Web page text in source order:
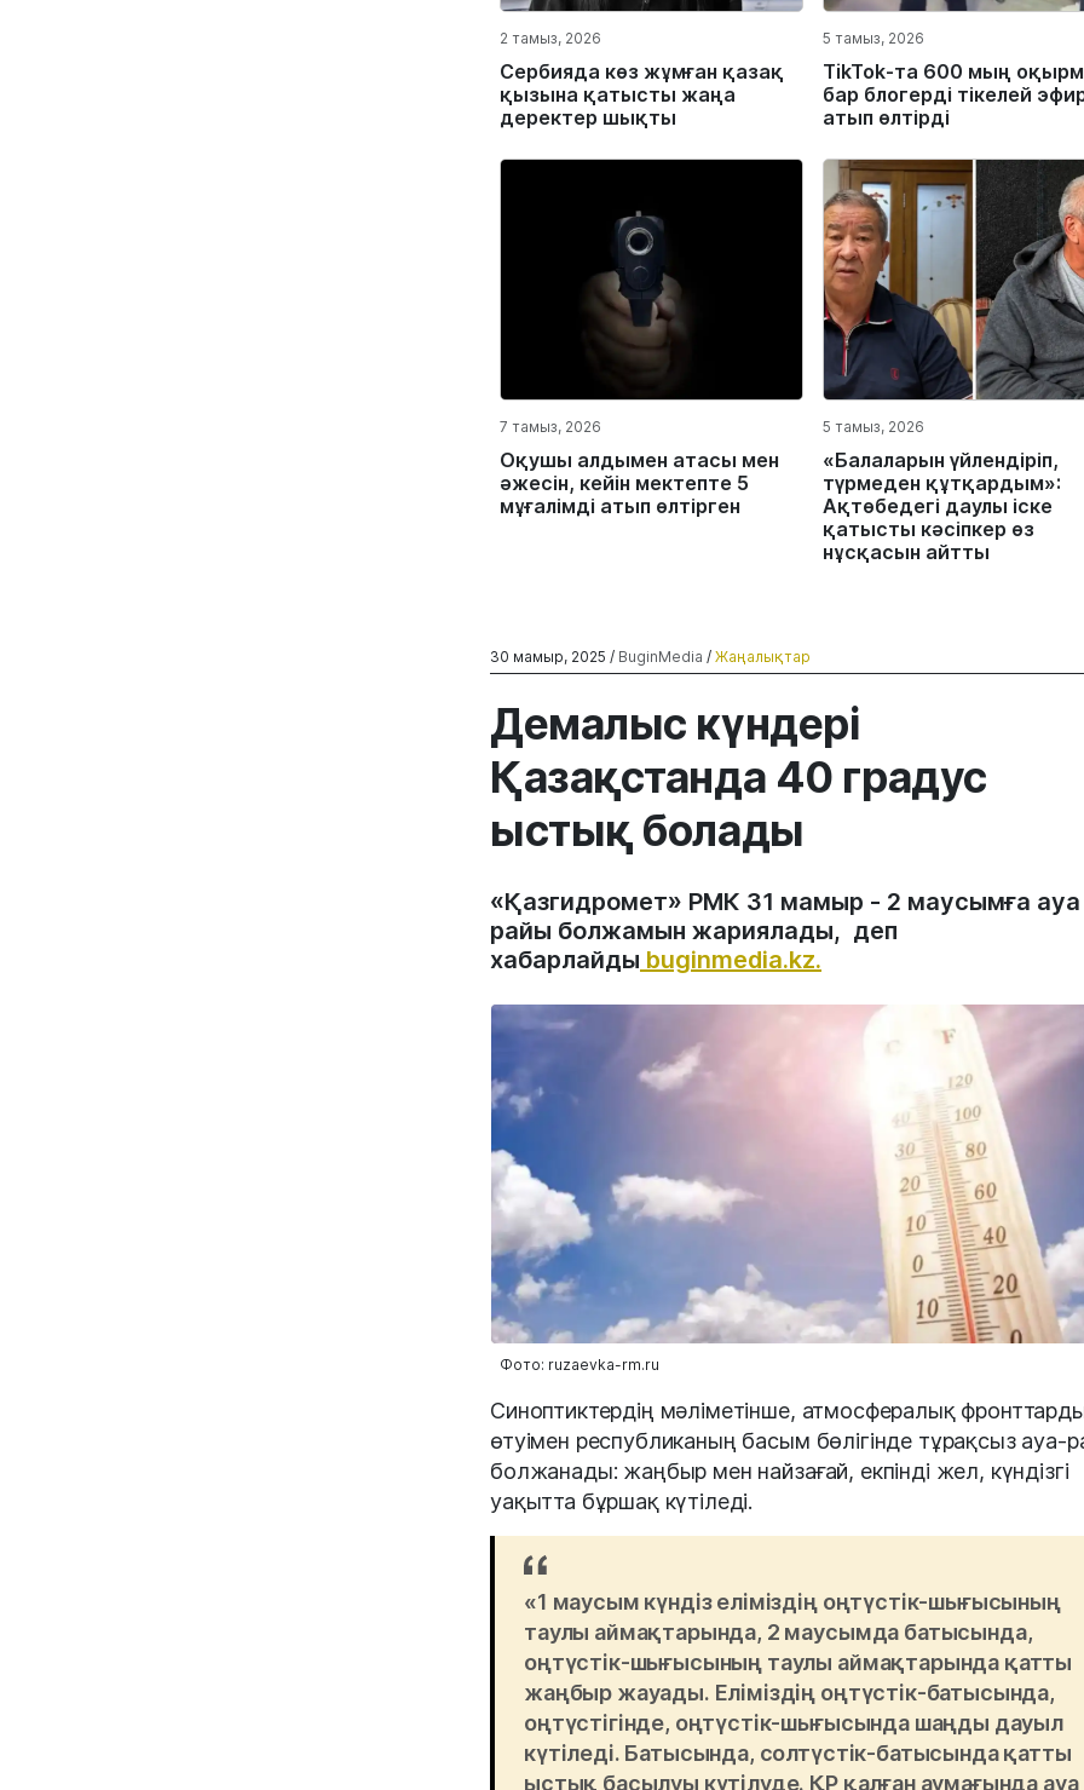
2 тамыз, 2026
Сербияда көз жұмған қазақ
қызына қатысты жаңа
деректер шықты
5 тамыз, 2026
TikTok-та 600 мың
бар блогерді тікелей
атып өлтірді
7 тамыз, 2026
Оқушы алдымен атасы мен
әжесін, кейін мектепте 5
мұғалімді атып өлтірген
5 тамыз, 2026
«Балаларын үйлендіріп,
түрмеден құтқардым»:
Ақтөбедегі даулы іске
қатысты кәсіпкер өз
нұсқасын айтты
30 мамыр, 2025 / BuginMedia / Жаңалықтар
Демалыс күндері
Қазақстанда 40 градус
ыстық болады
«Қазгидромет» РМК 31 мамыр - 2 маусымға ауа
райы болжамын жариялады, деп
хабарлайды buginmedia.kz.
Фото: ruzaevka-rm.ru
Синоптиктердің мәліметінше, атмосфералық
өтуімен республиканың басым бөлігінде тұрақсыз ауа-
болжанады: жаңбыр мен найзағай, екпінді жел, күндізгі
уақытта бұршақ күтіледі.
«1 маусым күндіз еліміздің оңтүстік-шығысының
таулы аймақтарында, 2 маусымда батысында,
оңтүстік-шығысының таулы аймақтарында қатты
жаңбыр жауады. Еліміздің оңтүстік-батысында,
оңтүстігінде, оңтүстік-шығысында шаңды дауыл
күтіледі. Батысында, солтүстік-батысында қатты
ыстық басылуы күтілуде. ҚР қалған аумағында ауа